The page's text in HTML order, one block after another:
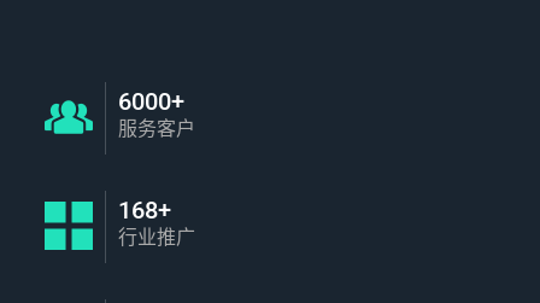
6000+
服务客户
168+
行业推广